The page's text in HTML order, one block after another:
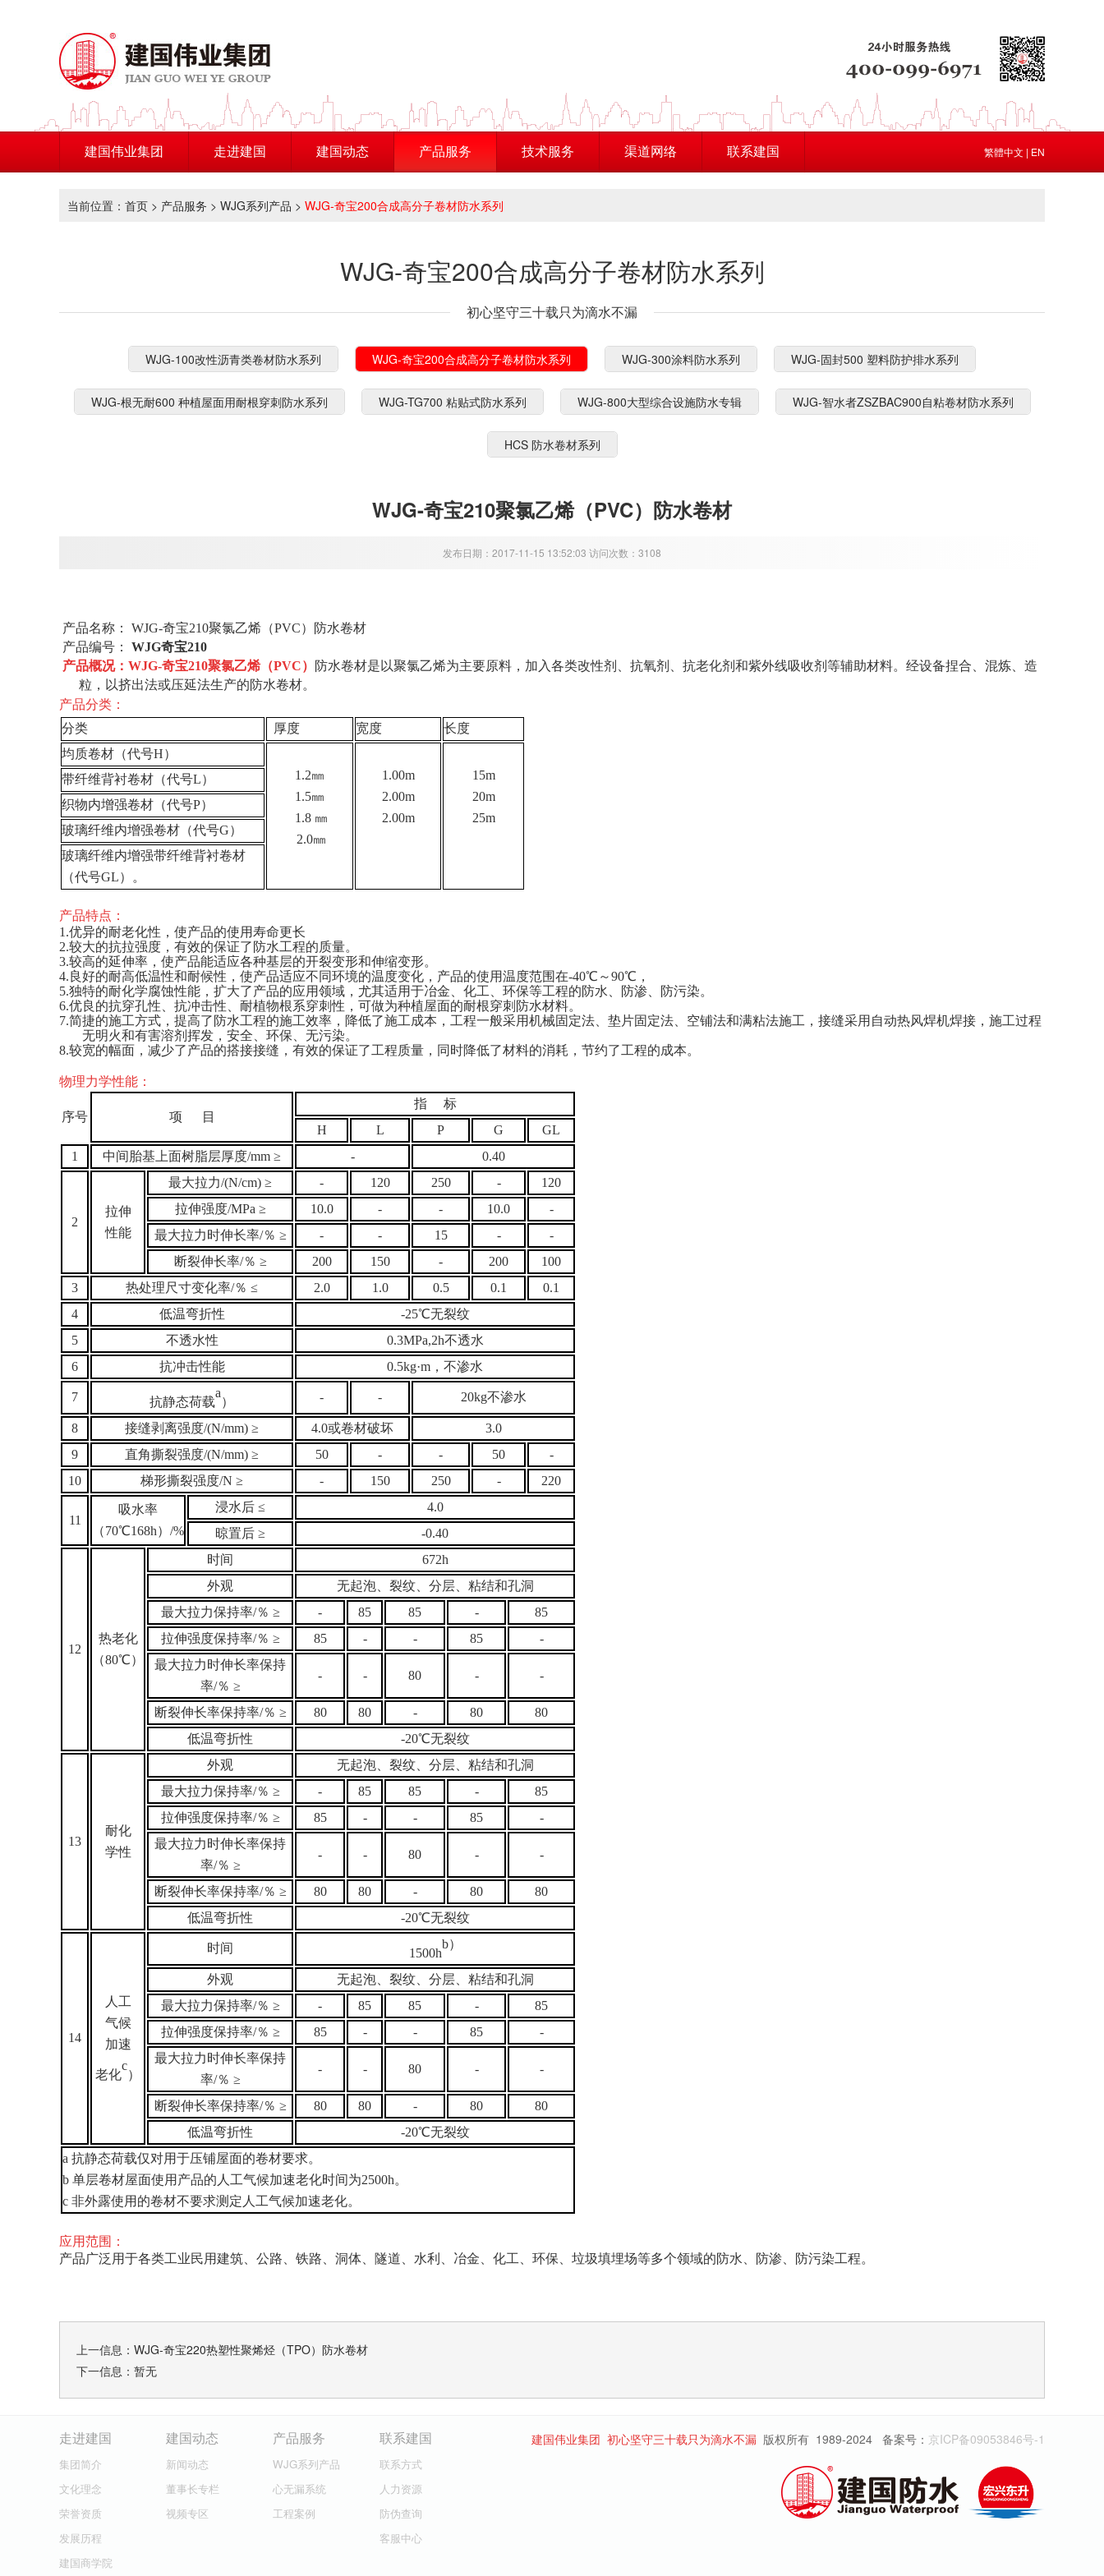
建国伟业集团 走进建国 建国动态 产品服务 技术服务 渠道网络 联系建国 繁體中文 | EN
当前位置： 首页 > 产品服务 > WJG系列产品 > WJG-奇宝200合成高分子卷材防水系列
WJG-奇宝200合成高分子卷材防水系列
初心坚守三十载只为滴水不漏
WJG-100改性沥青类卷材防水系列 WJG-奇宝200合成高分子卷材防水系列 WJG-300涂料防水系列 WJG-固封500 塑料防护排水系列
WJG-根无耐600 种植屋面用耐根穿刺防水系列 WJG-TG700 粘贴式防水系列 WJG-800大型综合设施防水专辑 WJG-智水者ZSZBAC900自粘卷材防水系列
HCS 防水卷材系列
WJG-奇宝210聚氯乙烯（PVC）防水卷材
发布日期：2017-11-15 13:52:03 访问次数：3108
产品名称：
WJG-奇宝210聚氯乙烯（PVC）防水卷材
产品编号：
WJG奇宝210
产品概况：WJG-奇宝210聚氯乙烯（PVC） 防水卷材是以聚氯乙烯为主要原料，加入各类改性剂、抗氧剂、抗老化剂和紫外线吸收剂等辅助材料。经设备捏合、混炼、造
粒，以挤出法或压延法生产的防水卷材。
产品分类：
分类
厚度 宽度
长度
均质卷材（代号H）
1.2㎜
1.5㎜
1.8 ㎜
2.0㎜
1.00m
2.00m
2.00m
15m
20m
25m
带纤维背衬卷材（代号L）
织物内增强卷材（代号P）
玻璃纤维内增强卷材（代号G）
玻璃纤维内增强带纤维背衬卷材
（代号GL）。
产品特点：
1.优异的耐老化性，使产品的使用寿命更长
2.较大的抗拉强度，有效的保证了防水工程的质量。
3.较高的延伸率，使产品能适应各种基层的开裂变形和伸缩变形。
4.良好的耐高低温性和耐候性，使产品适应不同环境的温度变化，产品的使用温度范围在-40℃～90℃，
5.独特的耐化学腐蚀性能，扩大了产品的应用领域，尤其适用于冶金、化工、环保等工程的防水、防渗、防污染。
6.优良的抗穿孔性、抗冲击性、耐植物根系穿刺性，可做为种植屋面的耐根穿刺防水材料。
7.简捷的施工方式，提高了防水工程的施工效率，降低了施工成本，工程一般采用机械固定法、垫片固定法、空铺法和满粘法施工，接缝采用自动热风焊机焊接，施工过程
无明火和有害溶剂挥发，安全、环保、无污染。
8.较宽的幅面，减少了产品的搭接接缝，有效的保证了工程质量，同时降低了材料的消耗，节约了工程的成本。
物理力学性能：
序号 项 目
指
标
H
L P G
GL
1
中间胎基上面树脂层厚度/mm ≥ - 0.40
2
拉伸
性能
最大拉力/(N/cm) ≥ - 120 250 -
120
拉伸强度/MPa ≥ 10.0 - - 10.0
-
最大拉力时伸长率/％ ≥ - - 15 -
-
断裂伸长率/％ ≥ 200 150 - 200
100
3
热处理尺寸变化率/％ ≤ 2.0 1.0 0.5 0.1
0.1
4
低温弯折性
-25℃无裂纹
5
不透水性
0.3MPa,2h不透水
6
抗冲击性能 0.5kg·m ，不渗水
7 抗静态荷载
a
） - - 20kg不渗水
8 接缝剥离强度/(N/mm) ≥ 4.0或卷材破坏
3.0
9
直角撕裂强度/(N/mm) ≥ 50 - - 50
-
10
梯形撕裂强度/N ≥ - 150 250 - 220
11
吸水率
（70℃168h）/%
浸水后 ≤
4.0
晾置后 ≥
-0.40
12
热老化
（80℃）
时间
672h
外观
无起泡、裂纹、分层、粘结和孔洞
最大拉力保持率/％ ≥ - 85 85 -
85
拉伸强度保持率/％ ≥ 85 - - 85
-
最大拉力时伸长率保持
率/％ ≥
- - 80 - -
断裂伸长率保持率/％ ≥ 80 80 - 80
80
低温弯折性
-20℃无裂纹
13
耐化
学性
外观
无起泡、裂纹、分层、粘结和孔洞
最大拉力保持率/％ ≥ - 85 85 -
85
拉伸强度保持率/％ ≥ 85 - - 85
-
最大拉力时伸长率保持
率/％ ≥
- - 80 - -
断裂伸长率保持率/％ ≥ 80 80 - 80
80
低温弯折性
-20℃无裂纹
14
人工
气候
加速
老化
c
）
时间 1500h
b）
外观
无起泡、裂纹、分层、粘结和孔洞
最大拉力保持率/％ ≥ - 85 85 -
85
拉伸强度保持率/％ ≥ 85 - - 85
-
最大拉力时伸长率保持
率/％ ≥
- - 80 - -
断裂伸长率保持率/％ ≥ 80 80 - 80
80
低温弯折性
-20℃无裂纹
a 抗静态荷载仅对用于压铺屋面的卷材要求。
b 单层卷材屋面使用产品的人工气候加速老化时间为2500h。
c 非外露使用的卷材不要求测定人工气候加速老化。
应用范围：
产品广泛用于各类工业民用建筑、公路、铁路、洞体、隧道、水利、冶金、化工、环保、垃圾填埋场等多个领域的防水、防渗、防污染工程。
上一信息： WJG-奇宝220热塑性聚烯烃（TPO）防水卷材
下一信息：暂无
走进建国
集团简介
文化理念
荣誉资质
发展历程
建国商学院
建国动态
新闻动态
董事长专栏
视频专区
产品服务
WJG系列产品
心无漏系统
工程案例
联系建国
联系方式
人力资源
防伪查询
客服中心
建国伟业集团 初心坚守三十载只为滴水不漏 版权所有 1989-2024 备案号： 京ICP备09053846号-1